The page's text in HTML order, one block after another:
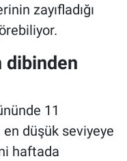
zayıfladığı
dibinden
11
en düşük seviyeye
haftada